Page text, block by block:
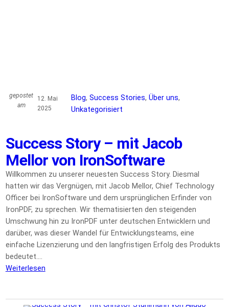
gepostet
am
12. Mai
2025
Blog, Success Stories, Über uns
Unkategorisiert
Success Story – mit Jacob
Mellor von IronSoftware
Willkommen zu unserer neuesten Success Story. Diesmal
hatten wir das Vergnügen, mit Jacob Mellor, Chief Technology
Officer bei IronSoftware und dem ursprünglichen Erfinder von
IronPDF, zu sprechen. Wir thematisierten den steigenden
Umschwung hin zu IronPDF unter deutschen Entwicklern und
darüber, was dieser Wandel für Entwicklungsteams, eine
einfache Lizenzierung und den langfristigen Erfolg des Produkts
bedeutet.…
Weiterlesen